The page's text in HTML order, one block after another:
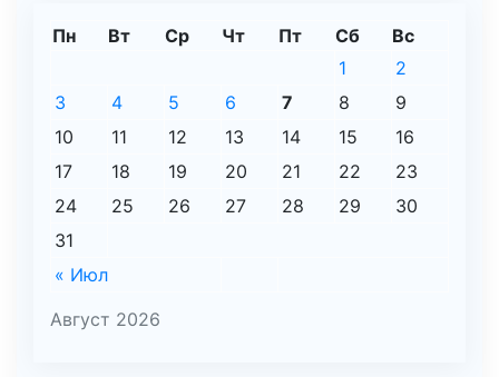
Август 2026
Пн Вт Ср Чт Пт Сб Вс
« Июл
1
2
3
4 5 6 7 8
9
10
11 12 13 14 15
16
17
18 19 20 21 22
23
24
25 26 27 28 29
30
31